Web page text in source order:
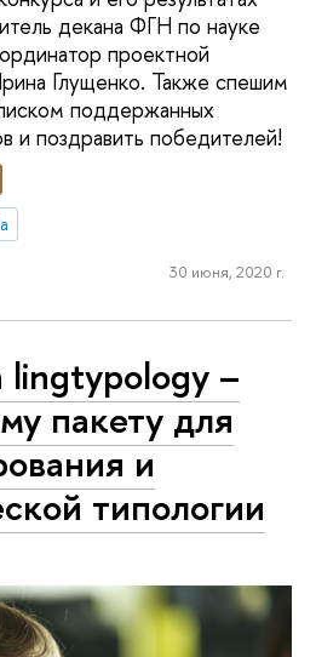
декана ФГН по науке
проектной
Глущенко. Также спешим
поддержанных
и поздравить победителей!
30 июня, 2020 г.
lingtypology –
пакету для
и
типологии